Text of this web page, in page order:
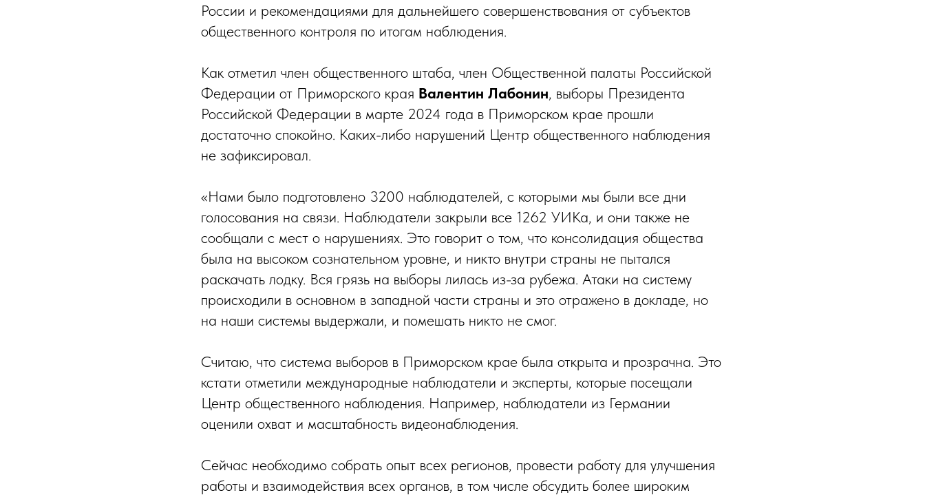
России и рекомендациями для дальнейшего совершенствования от субъектов
общественного контроля по итогам наблюдения.
Как отметил член общественного штаба, член Общественной палаты Российской
Федерации от Приморского края Валентин Лабонин, выборы Президента
Российской Федерации в марте 2024 года в Приморском крае прошли
достаточно спокойно. Каких-либо нарушений Центр общественного наблюдения
не зафиксировал.
«Нами было подготовлено 3200 наблюдателей, с которыми мы были все дни
голосования на связи. Наблюдатели закрыли все 1262 УИКа, и они также не
сообщали с мест о нарушениях. Это говорит о том, что консолидация общества
была на высоком сознательном уровне, и никто внутри страны не пытался
раскачать лодку. Вся грязь на выборы лилась из-за рубежа. Атаки на систему
происходили в основном в западной части страны и это отражено в докладе, но
на наши системы выдержали, и помешать никто не смог.
Считаю, что система выборов в Приморском крае была открыта и прозрачна. Это
кстати отметили международные наблюдатели и эксперты, которые посещали
Центр общественного наблюдения. Например, наблюдатели из Германии
оценили охват и масштабность видеонаблюдения.
Сейчас необходимо собрать опыт всех регионов, провести работу для улучшения
работы и взаимодействия всех органов, в том числе обсудить более широким